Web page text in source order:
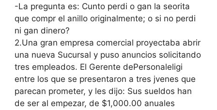
-La pregunta es: Cunto perdi o gan la seorita
que compr el anillo originalmente; o si no perdi
ni gan dinero?
2.Una gran empresa comercial proyectaba abrir
una nueva Sucursal y puso anuncios solicitando
tres empleados. El Gerente dePersonaleligi
entre los que se presentaron a tres jvenes que
parecan prometer, y les dijo: Sus sueldos han
de ser al empezar, de $1,000.00 anuales